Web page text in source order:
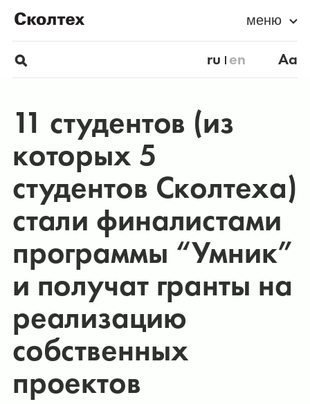
меню
ru en Aa
11 студентов (из
которых 5
студентов Сколтеха)
стали финалистами
программы “Умник”
и получат гранты на
реализацию
собственных
проектов